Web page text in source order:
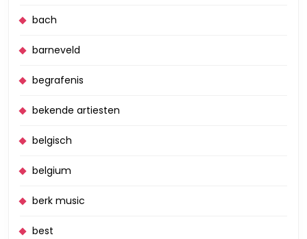
bach
barneveld
begrafenis
bekende artiesten
belgisch
belgium
berk music
best